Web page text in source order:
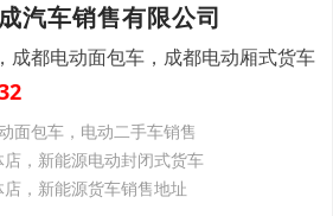
汽车销售有限公司
成都电动面包车，成都电动厢式货车
面包车，电动二手车销售
，新能源电动封闭式货车
，新能源货车销售地址